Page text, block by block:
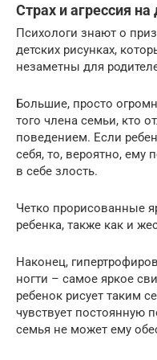
Страх и агрессия на
Психологи знают о
детских рисунках,
незаметны для
Большие, просто
того члена семьи, кто
поведением. Если
себя, то, вероятно, ему
в себе злость.
Четко прорисованные
ребенка, также как и
Наконец,
ногти – самое яркое
ребенок рисует таким
чувствует постоянную
семья не может ему